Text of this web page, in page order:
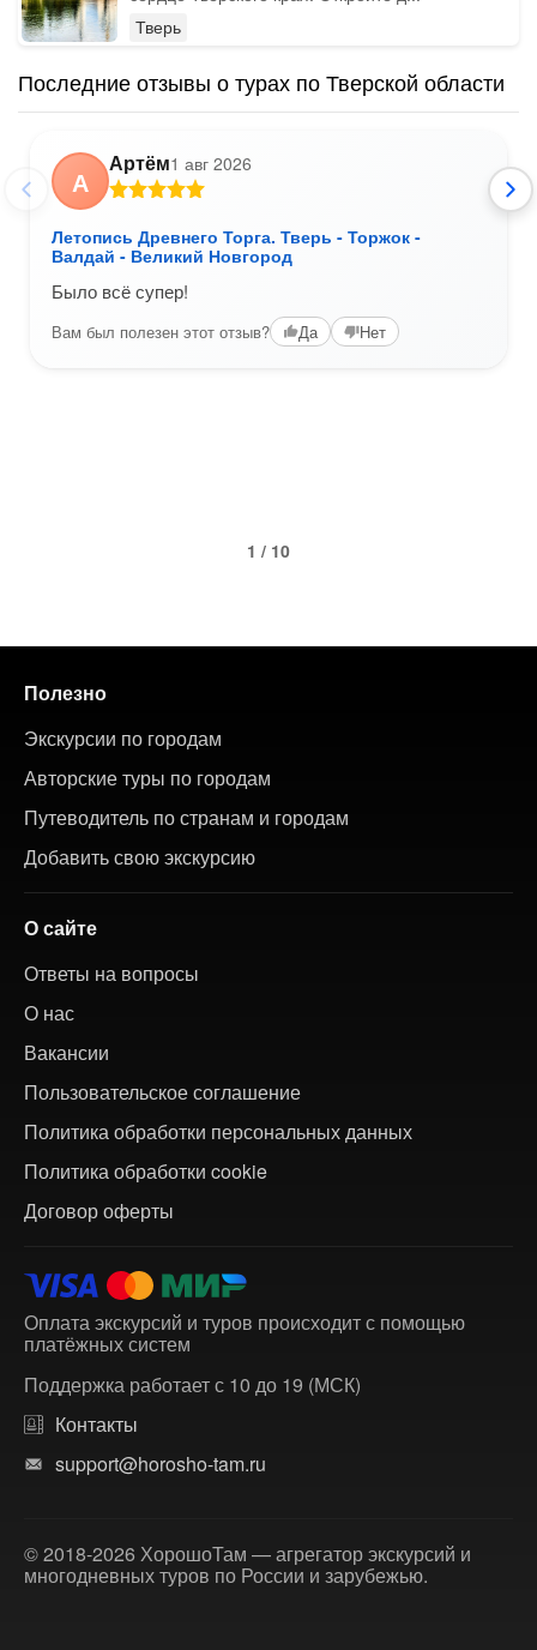
Тверь
Последние отзывы о турах по Тверской области
А
Артём1 авг 2026
Летопись Древнего Торга. Тверь - Торжок -
Валдай - Великий Новгород
Было всё супер!
Вам был полезен этот отзыв? Да Нет
1 / 10
Полезно
Экскурсии по городам
Авторские туры по городам
Путеводитель по странам и городам
Добавить свою экскурсию
О сайте
Ответы на вопросы
О нас
Вакансии
Пользовательское соглашение
Политика обработки персональных данных
Политика обработки cookie
Договор оферты
Оплата экскурсий и туров происходит с помощью
платёжных систем
Поддержка работает с 10 до 19 (МСК)
Контакты
support@horosho-tam.ru
© 2018-2026 ХорошоТам — агрегатор экскурсий и
многодневных туров по России и зарубежью.